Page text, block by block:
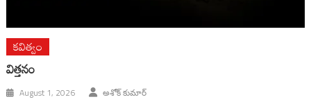
కవిత్వం
విత్తనం
August 1, 2026 అశోక్ కుమార్